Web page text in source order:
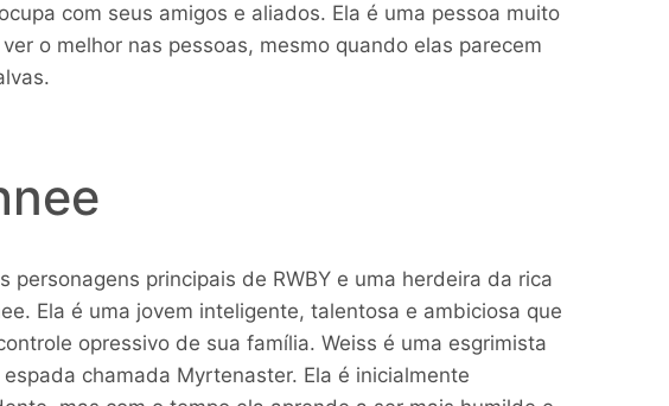
com seus amigos e aliados. Ela é uma pessoa muito
o melhor nas pessoas, mesmo quando elas parecem
personagens principais de RWBY e uma herdeira da rica
Ela é uma jovem inteligente, talentosa e ambiciosa que
opressivo de sua família. Weiss é uma esgrimista
chamada Myrtenaster. Ela é inicialmente